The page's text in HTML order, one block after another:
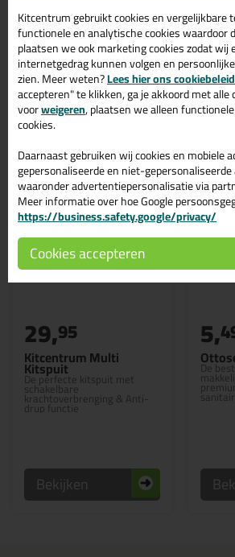
Wil je meer weten over de toepassing en
product?Lees alles over dit product >
Gerelateerde
Kitcentrum Multi
Kitspuit
De perfecte kitspuit met
schakelbare
krachtoverbrenging & Anti-
drup functie
29,95
Bekijken
De
5,
Kitcentrum gebruikt cookies en vergelijkbare
functionele en analytische cookies waardoor
plaatsen we ook marketing cookies zodat wij
internetgedrag kunnen volgen en
zien. Meer weten?Lees hier ons cookiebeleid
accepteren" te klikken, ga je akkoord met alle
voorweigeren, plaatsen we alleen
cookies.
Daarnaast gebruiken wij cookies en mobiele
gepersonaliseerde en niet-
waaronder advertentiepersonalisatie via
Meer informatie over hoe Google
https://business.safety.google/privacy/
Cookies accepteren